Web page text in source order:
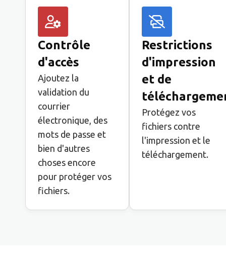
Contrôle
d'accès
Ajoutez la
validation du
courrier
électronique, des
mots de passe et
bien d'autres
choses encore
pour protéger vos
fichiers.
Restrictions
d'impression
et de
Protégez vos
fichiers contre
l'impression et le
téléchargement.